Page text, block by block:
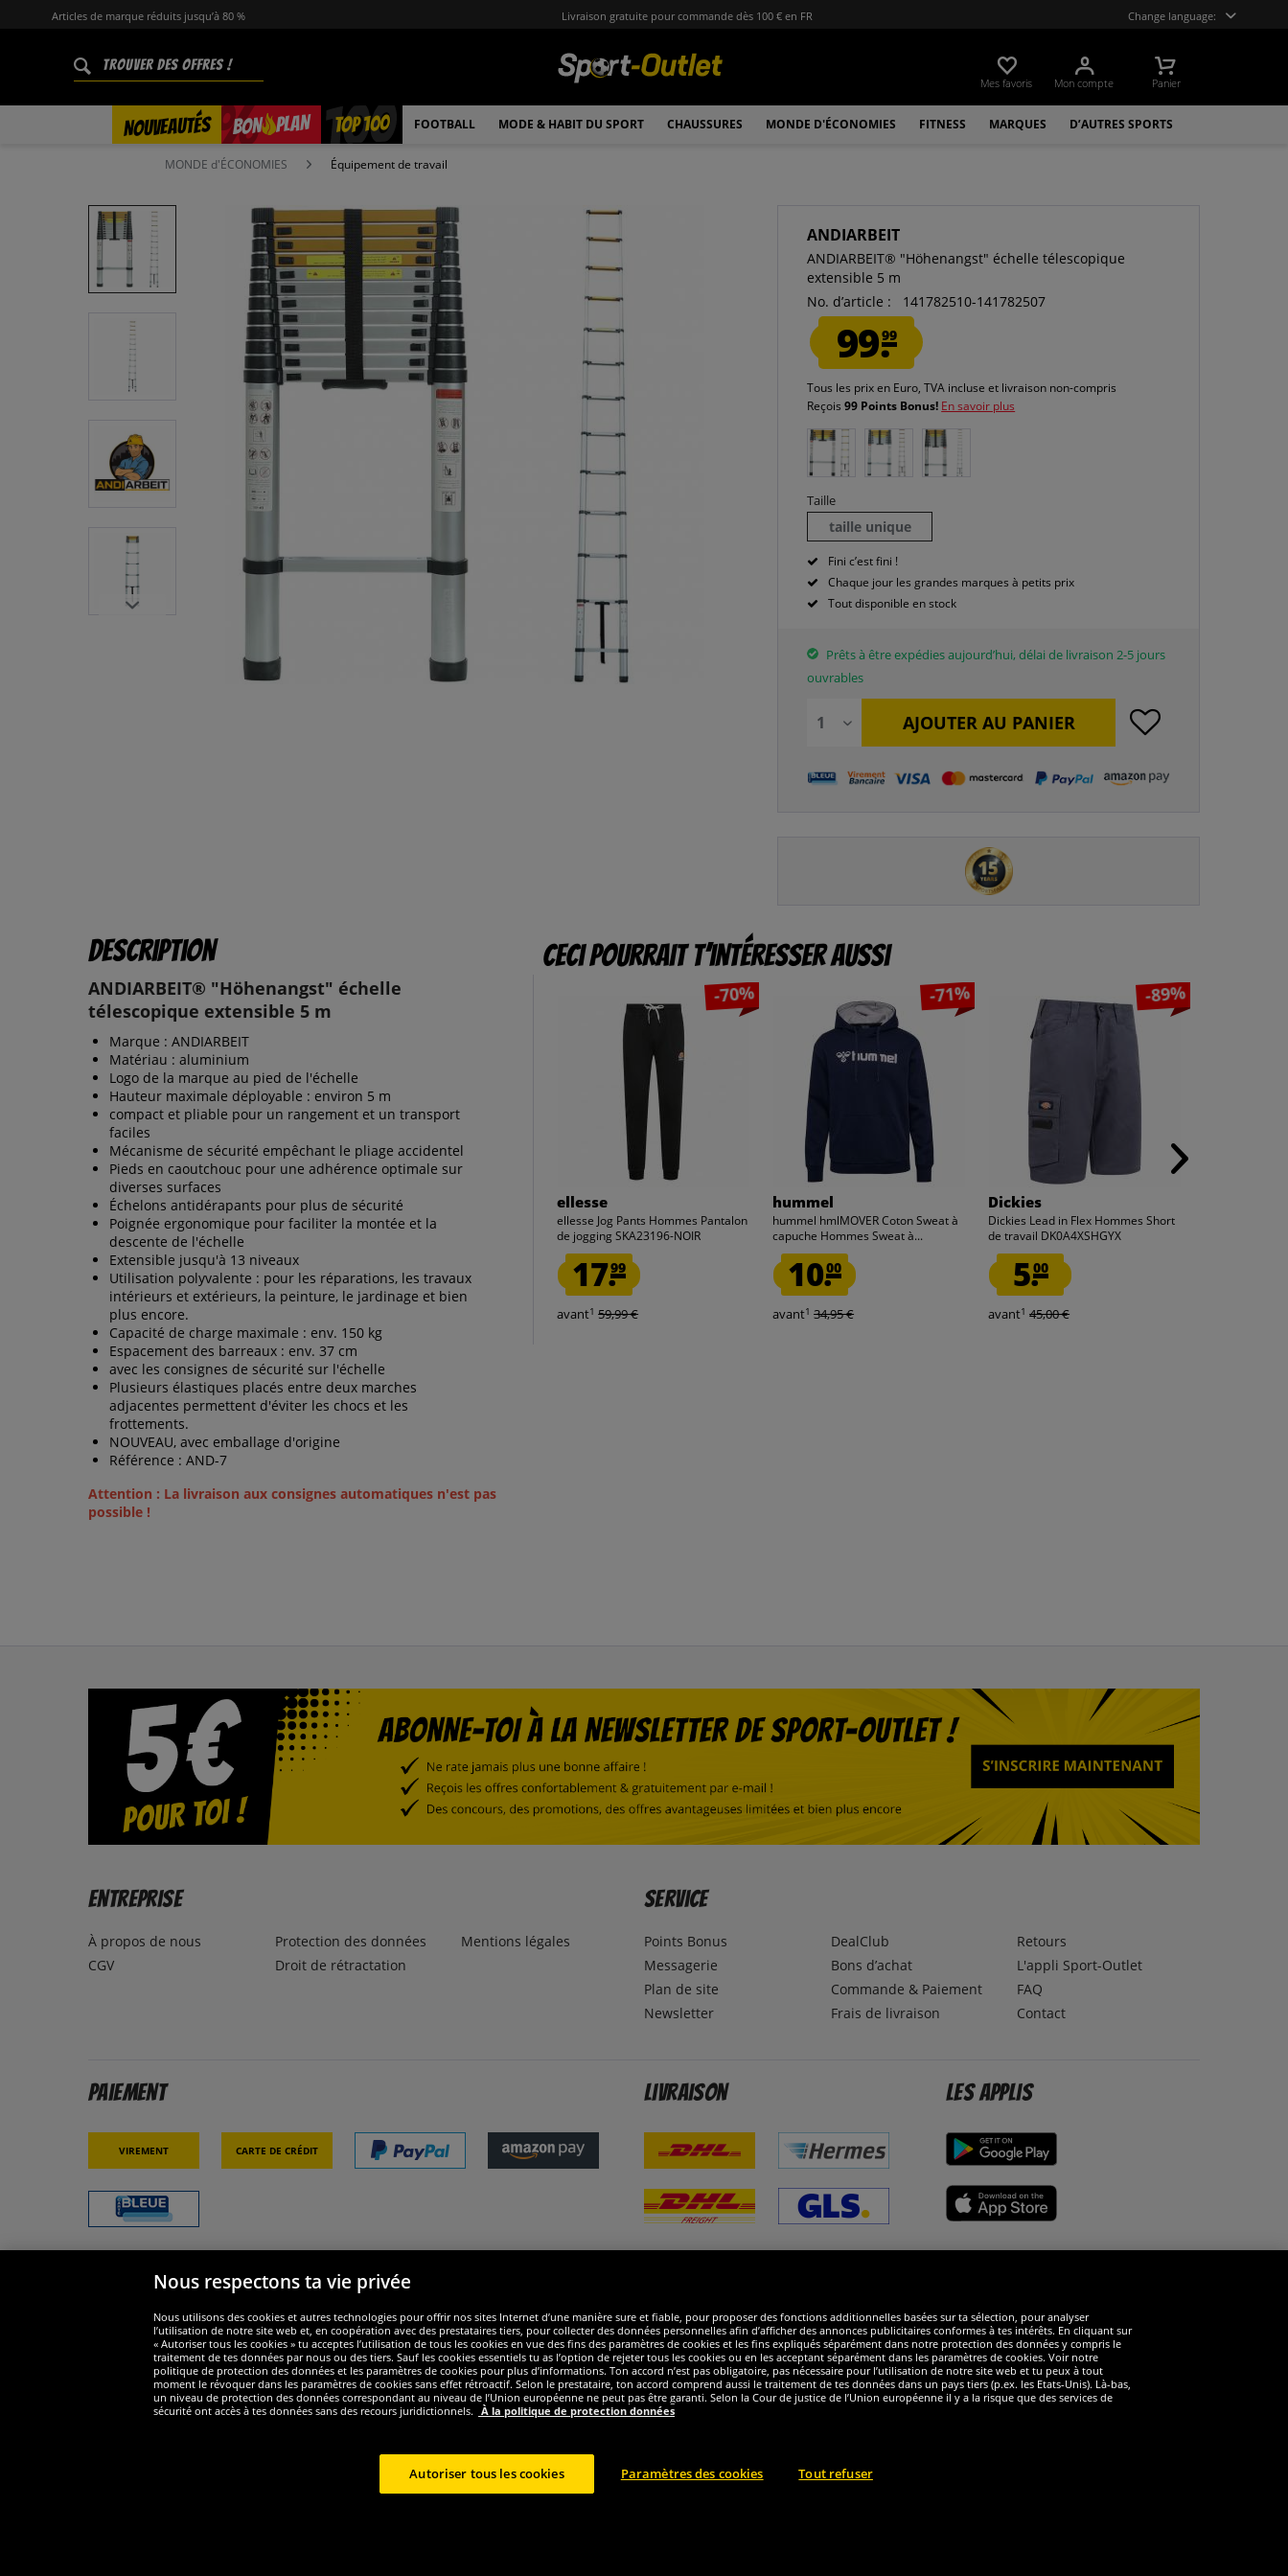
Articles de marque réduits jusqu’à 80 % Livraison gratuite pour commande dès 100 € en FR Change language:
Mes favoris Mon compte Panier
NOUVEAUTÉS BON PLAN
% TOP 100 FOOTBALL MODE & HABIT DU SPORT CHAUSSURES MONDE D'ÉCONOMIES FITNESS MARQUES D’AUTRES SPORTS
MONDE d'ÉCONOMIES Équipement de travail
ANDIARBEIT
ANDIARBEIT® "Höhenangst" échelle télescopique
extensible 5 m
No. d’article :
141782510-141782507
99.99
Tous les prix en Euro, TVA incluse et livraison non-compris
Reçois99 Points Bonus! En savoir plus
Taille
taille unique
Fini c’est fini !
Chaque jour les grandes marques à petits prix
Tout disponible en stock
Prêts à être expédies aujourd’hui, délai de livraison 2-5 jours
ouvrables
AJOUTER AU PANIER
Description
ANDIARBEIT® "Höhenangst" échelle
télescopique extensible 5 m
Marque : ANDIARBEIT
Matériau : aluminium
Logo de la marque au pied de l'échelle
Hauteur maximale déployable : environ 5 m
compact et pliable pour un rangement et un transport
faciles
Mécanisme de sécurité empêchant le pliage accidentel
Pieds en caoutchouc pour une adhérence optimale sur
diverses surfaces
Échelons antidérapants pour plus de sécurité
Poignée ergonomique pour faciliter la montée et la
descente de l'échelle
Extensible jusqu'à 13 niveaux
Utilisation polyvalente : pour les réparations, les travaux
intérieurs et extérieurs, la peinture, le jardinage et bien
plus encore.
Capacité de charge maximale : env. 150 kg
Espacement des barreaux : env. 37 cm
avec les consignes de sécurité sur l'échelle
Plusieurs élastiques placés entre deux marches
adjacentes permettent d'éviter les chocs et les
frottements.
NOUVEAU, avec emballage d'origine
Référence : AND-7
Attention : La livraison aux consignes automatiques n'est pas
possible !
Ceci pourrait t’intéresser aussi
-70%
ellesse
ellesse Jog Pants Hommes Pantalon
de jogging SKA23196-NOIR
17.99
avant1 59,99 €
-71%
hummel
hummel hmlMOVER Coton Sweat à
capuche Hommes Sweat à...
10.00
avant1 34,95 €
-89%
Dickies
Dickies Lead in Flex Hommes Short
de travail DK0A4XSHGYX
5.00
avant1 45,00 €
Entreprise
À propos de nous
CGV
Protection des données
Droit de rétractation
Mentions légales
Service
Points Bonus
Messagerie
Plan de site
Newsletter
DealClub
Bons d’achat
Commande & Paiement
Frais de livraison
Retours
L'appli Sport-Outlet
FAQ
Contact
Paiement
Virement Carte de crédit
Livraison Les applis
Widerruf
Nous respectons ta vie privée
Nous utilisons des cookies et autres technologies pour offrir nos sites Internet d’une manière sure et fiable, pour proposer des fonctions additionnelles basées sur ta sélection, pour analyser
l’utilisation de notre site web et, en coopération avec des prestataires tiers, pour collecter des données personnelles afin d’afficher des annonces publicitaires conformes à tes intérêts. En cliquant sur
« Autoriser tous les cookies » tu acceptes l’utilisation de tous les cookies en vue des fins des paramètres de cookies et les fins expliqués séparément dans notre protection des données y compris le
traitement de tes données par nous ou des tiers. Sauf les cookies essentiels tu as l’option de rejeter tous les cookies ou en les acceptant séparément dans les paramètres de cookies. Voir notre
politique de protection des données et les paramètres de cookies pour plus d’informations. Ton accord n’est pas obligatoire, pas nécessaire pour l’utilisation de notre site web et tu peux à tout
moment le révoquer dans les paramètres de cookies sans effet rétroactif. Selon le prestataire, ton accord comprend aussi le traitement de tes données dans un pays tiers (p.ex. les Etats-Unis). Là-bas,
un niveau de protection des données correspondant au niveau de l’Union européenne ne peut pas être garanti. Selon la Cour de justice de l’Union européenne il y a la risque que des services de
sécurité ont accès à tes données sans des recours juridictionnels. À la politique de protection données
Paramètres des cookies Tout refuser
Autoriser tous les cookies